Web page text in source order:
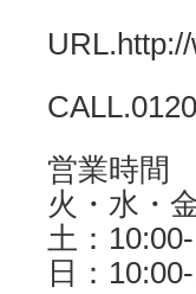
営業時間
火・水・
土：
日：